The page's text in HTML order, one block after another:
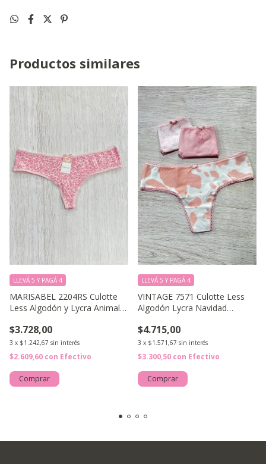
Productos similares
MARISABEL 2204RS Culotte
Less Algodón y Lycra Animal
$3.728,00
3 x $1.242,67 sin interés
LLEVÁ 5 Y PAGÁ 4
$2.609,60 con Efectivo
Comprar
VINTAGE 7571 Culotte Less
Algodón Lycra Navidad
$4.715,00
3 x $1.571,67 sin interés
LLEVÁ 5 Y PAGÁ 4
$3.300,50 con Efectivo
Comprar